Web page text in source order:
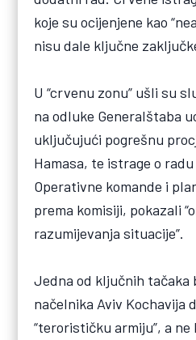
koje su ocijenjene kao
nisu dale ključne
U “crvenu zonu” ušli su
na odluke Generalštaba
uključujući pogrešnu
Hamasa, te istrage o
Operativne komande i
prema komisiji, pokazali
razumijevanja situacije”.
Jedna od ključnih tačaka
načelnika Aviv Kochavija
“terorističku armiju”, a